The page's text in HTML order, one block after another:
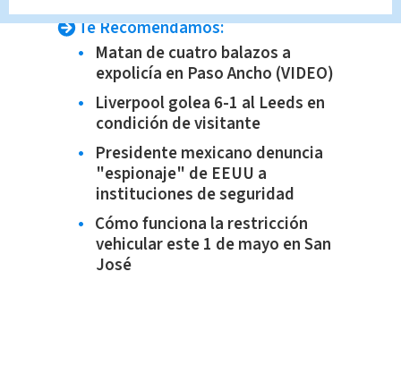
Te Recomendamos:
Matan de cuatro balazos a
expolicía en Paso Ancho (VIDEO)
Liverpool golea 6-1 al Leeds en
condición de visitante
Presidente mexicano denuncia
"espionaje" de EEUU a
instituciones de seguridad
Cómo funciona la restricción
vehicular este 1 de mayo en San
José